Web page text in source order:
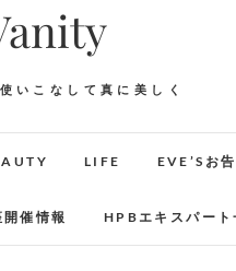
いこなして真に美しく
LIFE EVE’Sお
開催情報 HPBエキスパート